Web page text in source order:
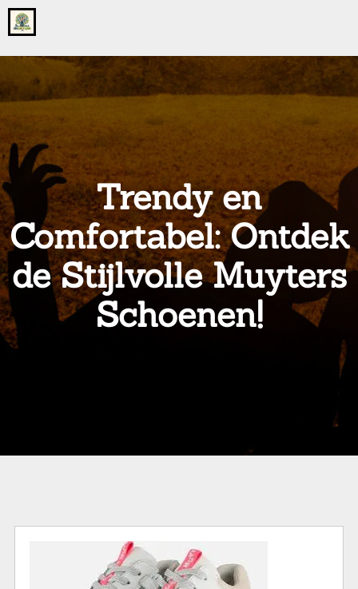
Go
to
home
onsgrotegezin.nl
Trendy en
Comfortabel: Ontdek
de Stijlvolle Muyters
Schoenen!